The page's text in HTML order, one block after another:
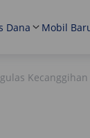
Dana Mobil